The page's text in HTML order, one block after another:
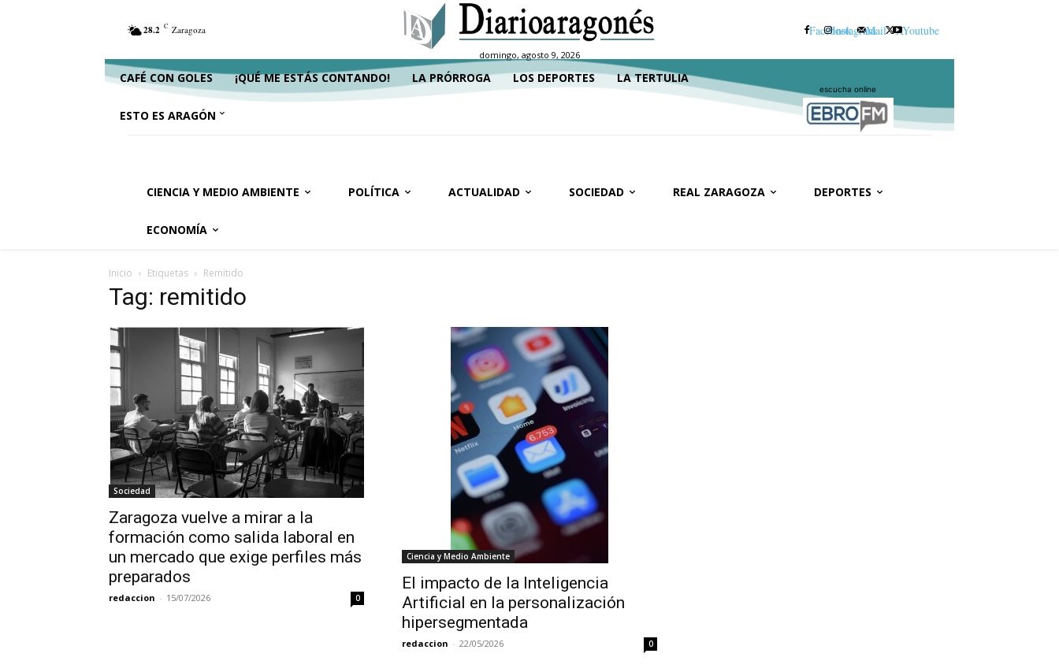
28.2 C Zaragoza
domingo, agosto 9, 2026
FacebookInstagramMail XYoutube
CAFÉ CON GOLES ¡QUÉ ME ESTÁS CONTANDO! LA PRÓRROGA LOS DEPORTES LA TERTULIA
ESTO ES ARAGÓN
escucha online
CIENCIA Y MEDIO AMBIENTE POLÍTICA ACTUALIDAD SOCIEDAD REAL ZARAGOZA DEPORTES
ECONOMÍA
Inicio Etiquetas Remitido
Tag: remitido
Sociedad
Zaragoza vuelve a mirar a la
formación como salida laboral en
un mercado que exige perfiles más
preparados
redaccion - 15/07/2026 0
Ciencia y Medio Ambiente
El impacto de la Inteligencia
Artificial en la personalización
hipersegmentada
redaccion - 22/05/2026 0